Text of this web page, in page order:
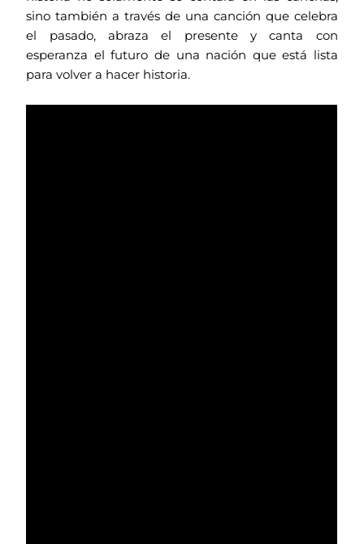
sino también a través de una canción que celebra
el pasado, abraza el presente y canta con
esperanza el futuro de una nación que está lista
para volver a hacer historia.